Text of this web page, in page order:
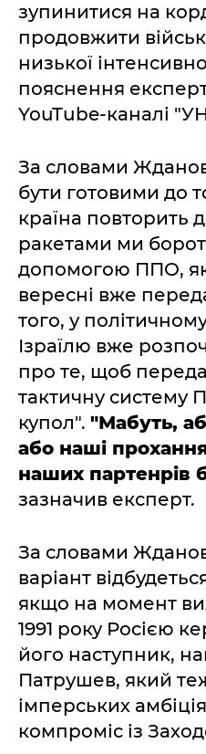
зупинитися на
продовжити
низької
пояснення
YouTube-каналі
За словами
бути готовими до
країна повторить
ракетами ми
допомогою ППО,
вересні вже
того, у
Ізраїлю вже
про те, щоб
тактичну систему
купол". "Мабуть,
або наші
наших партенрів
зазначив експерт.
За словами
варіант
якщо на момент
1991 року Росією
його наступник,
Патрушев, який
імперських
компроміс із